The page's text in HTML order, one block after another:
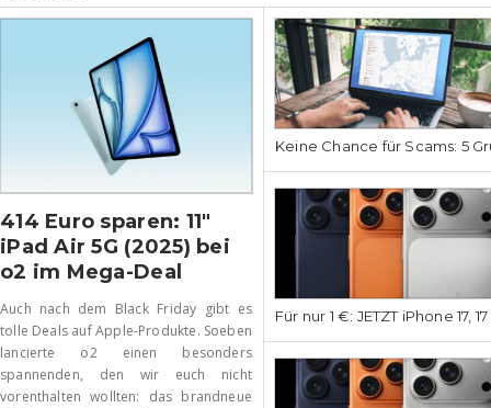
414 Euro sparen: 11″
iPad Air 5G (2025) bei
o2 im Mega-Deal
Auch nach dem Black Friday gibt es
tolle Deals auf Apple-Produkte. Soeben
lancierte o2 einen besonders
spannenden, den wir euch nicht
vorenthalten wollten: das brandneue
Keine Chance für Scams: 5
Für nur 1 €: JETZT iPhone 17,